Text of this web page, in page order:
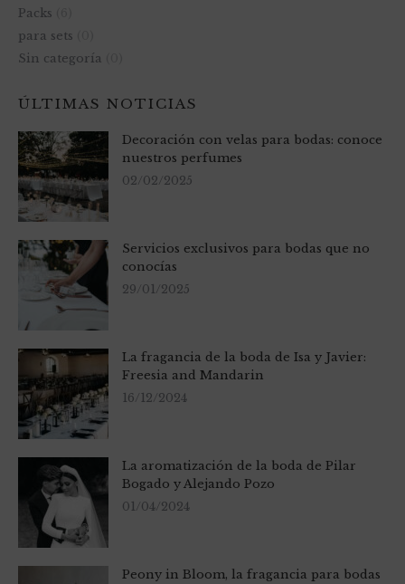
Packs
para sets
Sin categoría
ÚLTIMAS NOTICIAS
Decoración con velas para bodas: conoce
nuestros perfumes
02/02/2025
Servicios exclusivos para bodas que no
conocías
29/01/2025
La fragancia de la boda de Isa y Javier:
Freesia and Mandarin
16/12/2024
La aromatización de la boda de Pilar
Bogado y Alejando Pozo
01/04/2024
Peony in Bloom, la fragancia para bodas